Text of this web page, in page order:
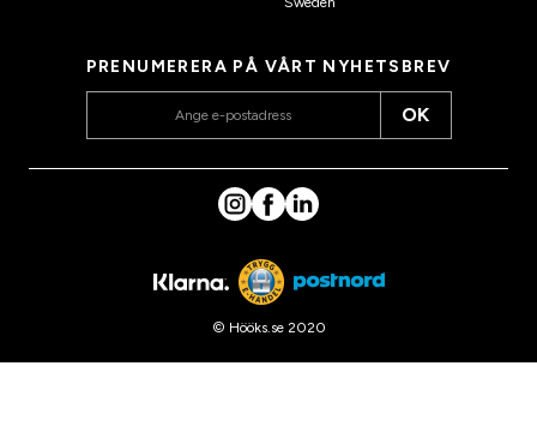
PRENUMERERA PÅ VÅRT NYHETSBREV
OK
© Hööks.se 2020